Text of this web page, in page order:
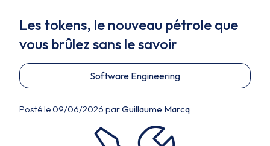
Les tokens, le nouveau pétrole que
vous brûlez sans le savoir
Software Engineering
Posté le 09/06/2026 parGuillaume Marcq